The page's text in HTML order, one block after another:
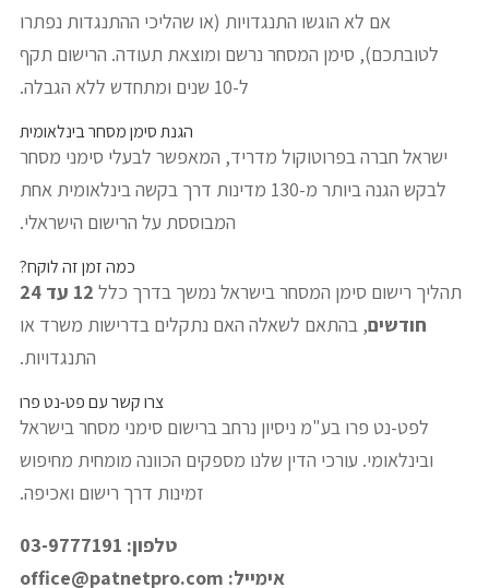
אם לא הוגשו התנגדויות (או שהליכי ההתנגדות נפתרו
לטובתכם), סימן המסחר נרשם ומוצאת תעודה. הרישום תקף
ל-10 שנים ומתחדש ללא הגבלה.
הגנת סימן מסחר בינלאומית
ישראל חברה בפרוטוקול מדריד, המאפשר לבעלי סימני מסחר
לבקש הגנה ביותר מ-130 מדינות דרך בקשה בינלאומית אחת
המבוססת על הרישום הישראלי.
כמה זמן זה לוקח?
תהליך רישום סימן המסחר בישראל נמשך בדרך כלל
12 עד 24
חודשים, בהתאם לשאלה האם נתקלים בדרישות משרד או
התנגדויות.
צרו קשר עם פט-נט פרו
לפט-נט פרו בע"מ ניסיון נרחב ברישום סימני מסחר בישראל
ובינלאומי. עורכי הדין שלנו מספקים הכוונה מומחית מחיפוש
זמינות דרך רישום ואכיפה.
טלפון: 03-9777191
אימייל: office@patnetpro.com